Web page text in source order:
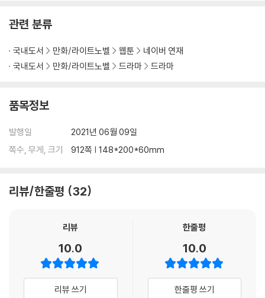
관련 분류
국내도서 만화/라이트노벨 웹툰
네이버 연재
국내도서
만화/라이트노벨 드라마 드라마
품목정보
발행일
2021년 06월 09일
쪽수, 무게, 크기
912쪽 | 148*200*60mm
리뷰/한줄평 32
리뷰
10.0
리뷰 쓰기
한줄평
10.0
한줄평 쓰기